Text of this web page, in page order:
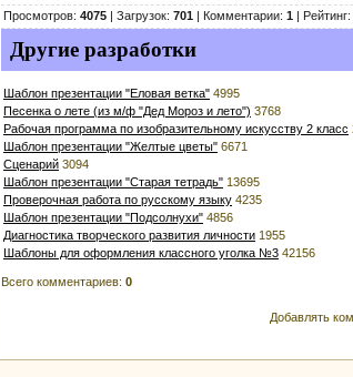
Просмотров: 4075 | Загрузок: 701 | Комментарии: 1 | Рейтинг:
Другие разработки
Шаблон презентации "Еловая ветка" 4995
Песенка о лете (из м/ф "Дед Мороз и лето") 3768
Рабочая программа по изобразительному искусству 2 класс
Шаблон презентации "Желтые цветы" 6671
Сценарий 3094
Шаблон презентации "Старая тетрадь" 13695
Проверочная работа по русскому языку 4235
Шаблон презентации "Подсолнухи" 4856
Диагностика творческого развития личности 1955
Шаблоны для оформления классного уголка №3 42156
Всего комментариев: 0
Добавлять